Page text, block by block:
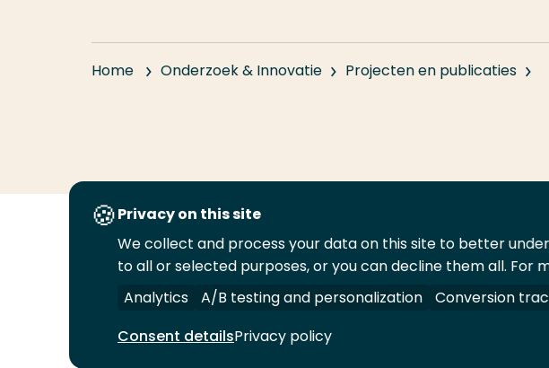
Home Onderzoek & Innovatie Projecten en publicaties
Volg
ons
op
Volg
ons
op
Volg
ons
op
Volg
ons
op
Juridisch Security A-Z Index Contact
© 2026 Hogeschool Rotterdam. Alle rechten voorbehouden.
Privacy on this site
We collect and process your data on this site to better
to all or selected purposes, or you can decline them all. For
Analytics
A/B testing and personalization Conversion
Consent detailsPrivacy policy